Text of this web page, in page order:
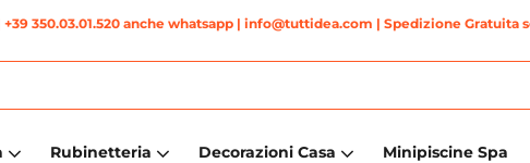
+39 350.03.01.520 anche whatsapp| info@tuttidea.com | Spedizione Gratuita
Rubinetteria Decorazioni Casa Minipiscine Spa